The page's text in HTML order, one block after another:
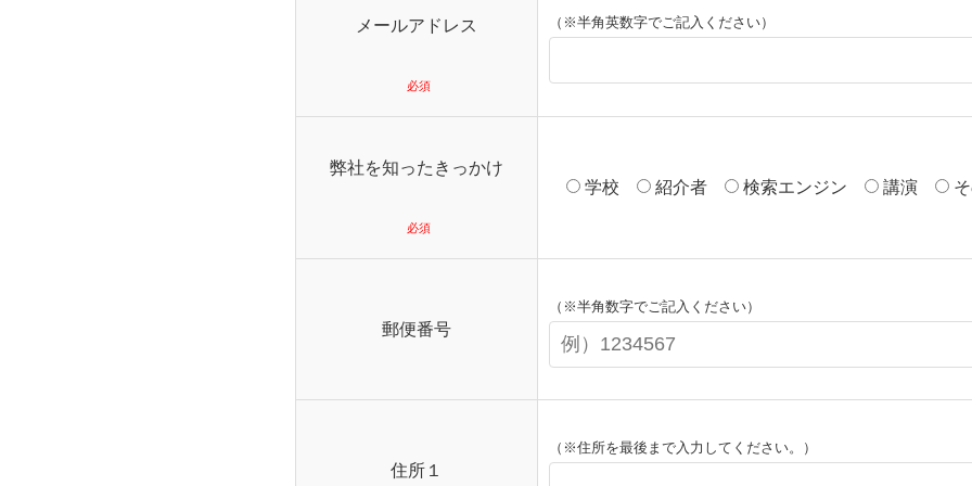
メールアドレス （※半角英数字でご記入ください）
弊社を知ったきっかけ
学校
紹介者 検索エンジン 講演
郵便番号
（※半角数字でご記入ください）
住所１
（※住所を最後まで入力してください。）